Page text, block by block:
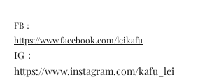
FB：
https://www.facebook.com/leikafu
IG：
https://www.instagram.com/kafu_lei